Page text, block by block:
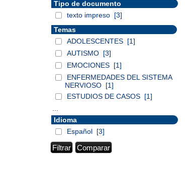
Tipo de documento
texto impreso [3]
Temas
ADOLESCENTES [1]
AUTISMO [3]
EMOCIONES [1]
ENFERMEDADES DEL SISTEMA
NERVIOSO [1]
ESTUDIOS DE CASOS [1]
Idioma
Español [3]